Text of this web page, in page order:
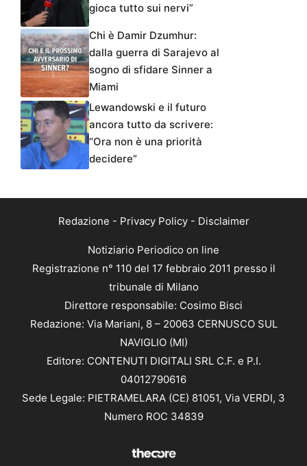
gioca tutto sui nervi”
Chi è Damir Dzumhur:
dalla guerra di Sarajevo al
sogno di sfidare Sinner a
Miami
Lewandowski e il futuro
ancora tutto da scrivere:
“Ora non è una priorità
decidere”
Redazione - Privacy Policy- Disclaimer
Notiziario Periodico on line
Registrazione n° 110 del 17 febbraio 2011 presso il
tribunale di Milano
Direttore responsabile: Cosimo Bisci
Redazione: Via Mariani, 8 – 20063 CERNUSCO SUL
NAVIGLIO (MI)
Editore: CONTENUTI DIGITALI SRL C.F. e P.I.
04012790616
Sede Legale: PIETRAMELARA (CE) 81051, Via VERDI, 3
Numero ROC 34839